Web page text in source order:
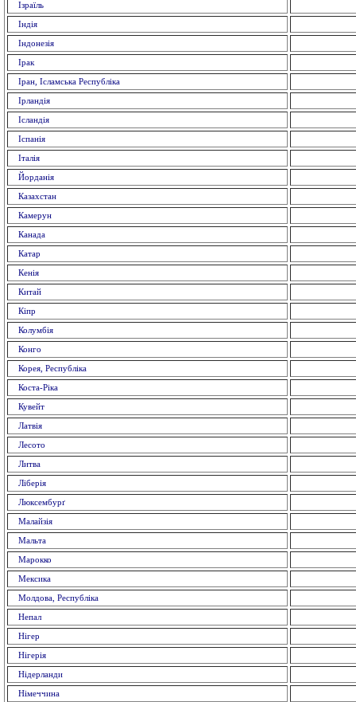
Ізраїль
Індія
Індонезія
Ірак
Іран, Ісламська Республіка
Ірландія
Ісландія
Іспанія
Італія
Йорданія
Казахстан
Камерун
Канада
Катар
Кенія
Китай
Кіпр
Колумбія
Конго
Корея, Республіка
Коста-Ріка
Кувейт
Латвія
Лесото
Литва
Ліберія
Люксембурґ
Малайзія
Мальта
Марокко
Мексика
Молдова, Республіка
Непал
Нігер
Нігерія
Нідерланди
Німеччина